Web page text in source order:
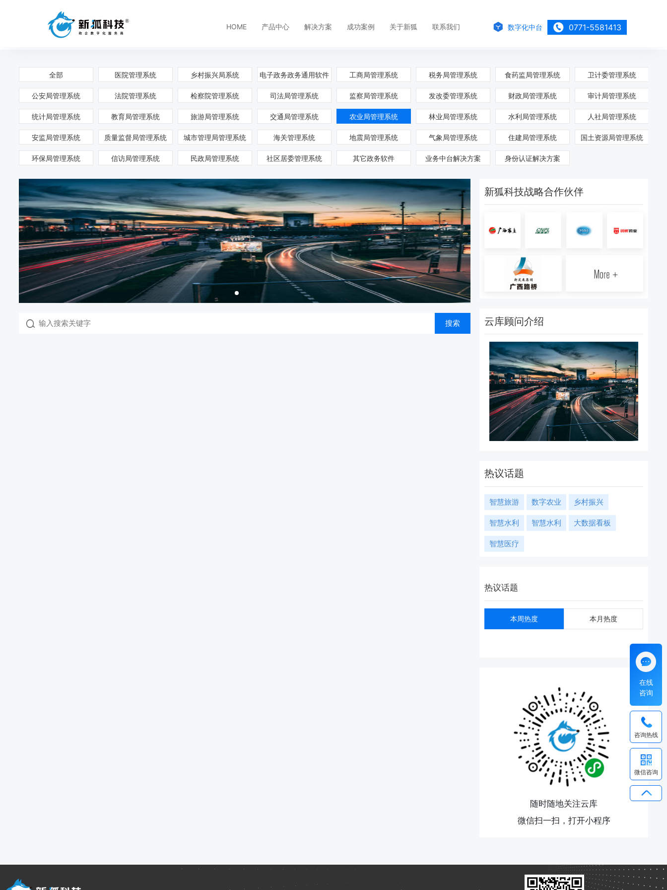
HOME 产品中心
速企业完成数字化转型
数字中台
代码生成脚手架
微服务研发引擎
运维中台
应用监控预警服务
审计日志监控服务
研发中台
云门户管理平台
单点登录服务(Cas)
工作流管理平台
统一权限管理服务
数据中台
数据治理&数据上报
数据集成服务
数据开发服务
主数据管理服务
数据安全网关
新中台架构模型
数字化中台架构
解决方案 成功案例 关于新狐 联系我们 数字化中台 0771-5581413
全部 医院管理系统 乡村振兴局系统 电子政务政务通用软件 工商局管理系统 税务局管理系统 食药监局管理系统 卫计委管理系统
公安局管理系统 法院管理系统 检察院管理系统 司法局管理系统 监察局管理系统 发改委管理系统 财政局管理系统 审计局管理系统
统计局管理系统 教育局管理系统 旅游局管理系统 交通局管理系统 农业局管理系统 林业局管理系统 水利局管理系统 人社局管理系统
安监局管理系统 质量监督局管理系统 城市管理局管理系统 海关管理系统 地震局管理系统 气象局管理系统 住建局管理系统 国土资源局管理系统
环保局管理系统 信访局管理系统 民政局管理系统 社区居委管理系统 其它政务软件 业务中台解决方案 身份认证解决方案
新狐科技战略合作伙伴
云库顾问介绍
热议话题
智慧旅游 数字农业 乡村振兴
智慧水利 智慧水利 大数据看板
智慧医疗
热议话题
本周热度 本月热度
随时随地关注云库
微信扫一扫，打开小程序
在线
咨询
咨询热线
微信咨询